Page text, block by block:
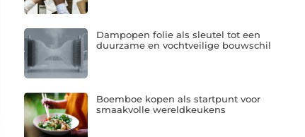
Dampopen folie als sleutel tot een
duurzame en vochtveilige bouwschil
Boemboe kopen als startpunt voor
smaakvolle wereldkeukens